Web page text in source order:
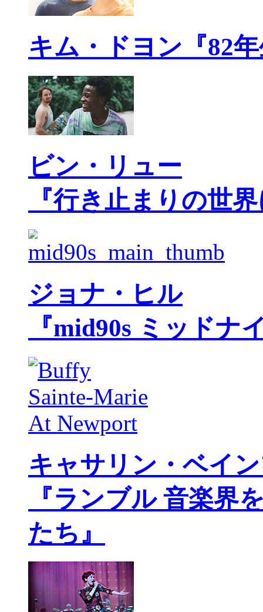
キム・ドヨン『82
ビン・リュー
『行き止まりの世
ジョナ・ヒル
『mid90s ミッドナ
キャサリン・ベイ
『ランブル 音楽界
たち』